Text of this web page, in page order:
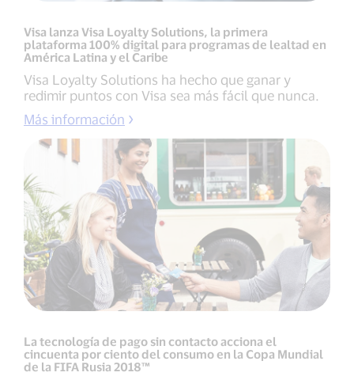
Visa lanza Visa Loyalty Solutions, la primera
plataforma 100% digital para programas de lealtad en
América Latina y el Caribe
Visa Loyalty Solutions ha hecho que ganar y
redimir puntos con Visa sea más fácil que nunca.
Más información
La tecnología de pago sin contacto acciona el
cincuenta por ciento del consumo en la Copa Mundial
de la FIFA Rusia 2018™